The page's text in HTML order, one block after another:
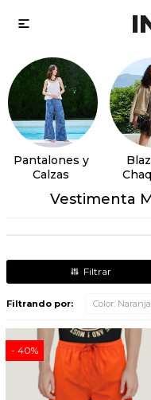

Pantalones y
Calzas
Vestimenta
Filtrando por: Color: Naranja
40